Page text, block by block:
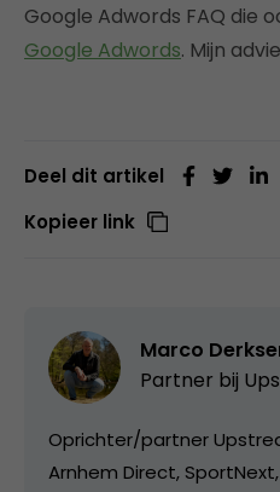
Google Adwords FAQ die
Google Adwords. Mijn
Deel dit artikel
Kopieer link
Marco
Partner bij
Oprichter/partner
Arnhem Direct, SportNext,